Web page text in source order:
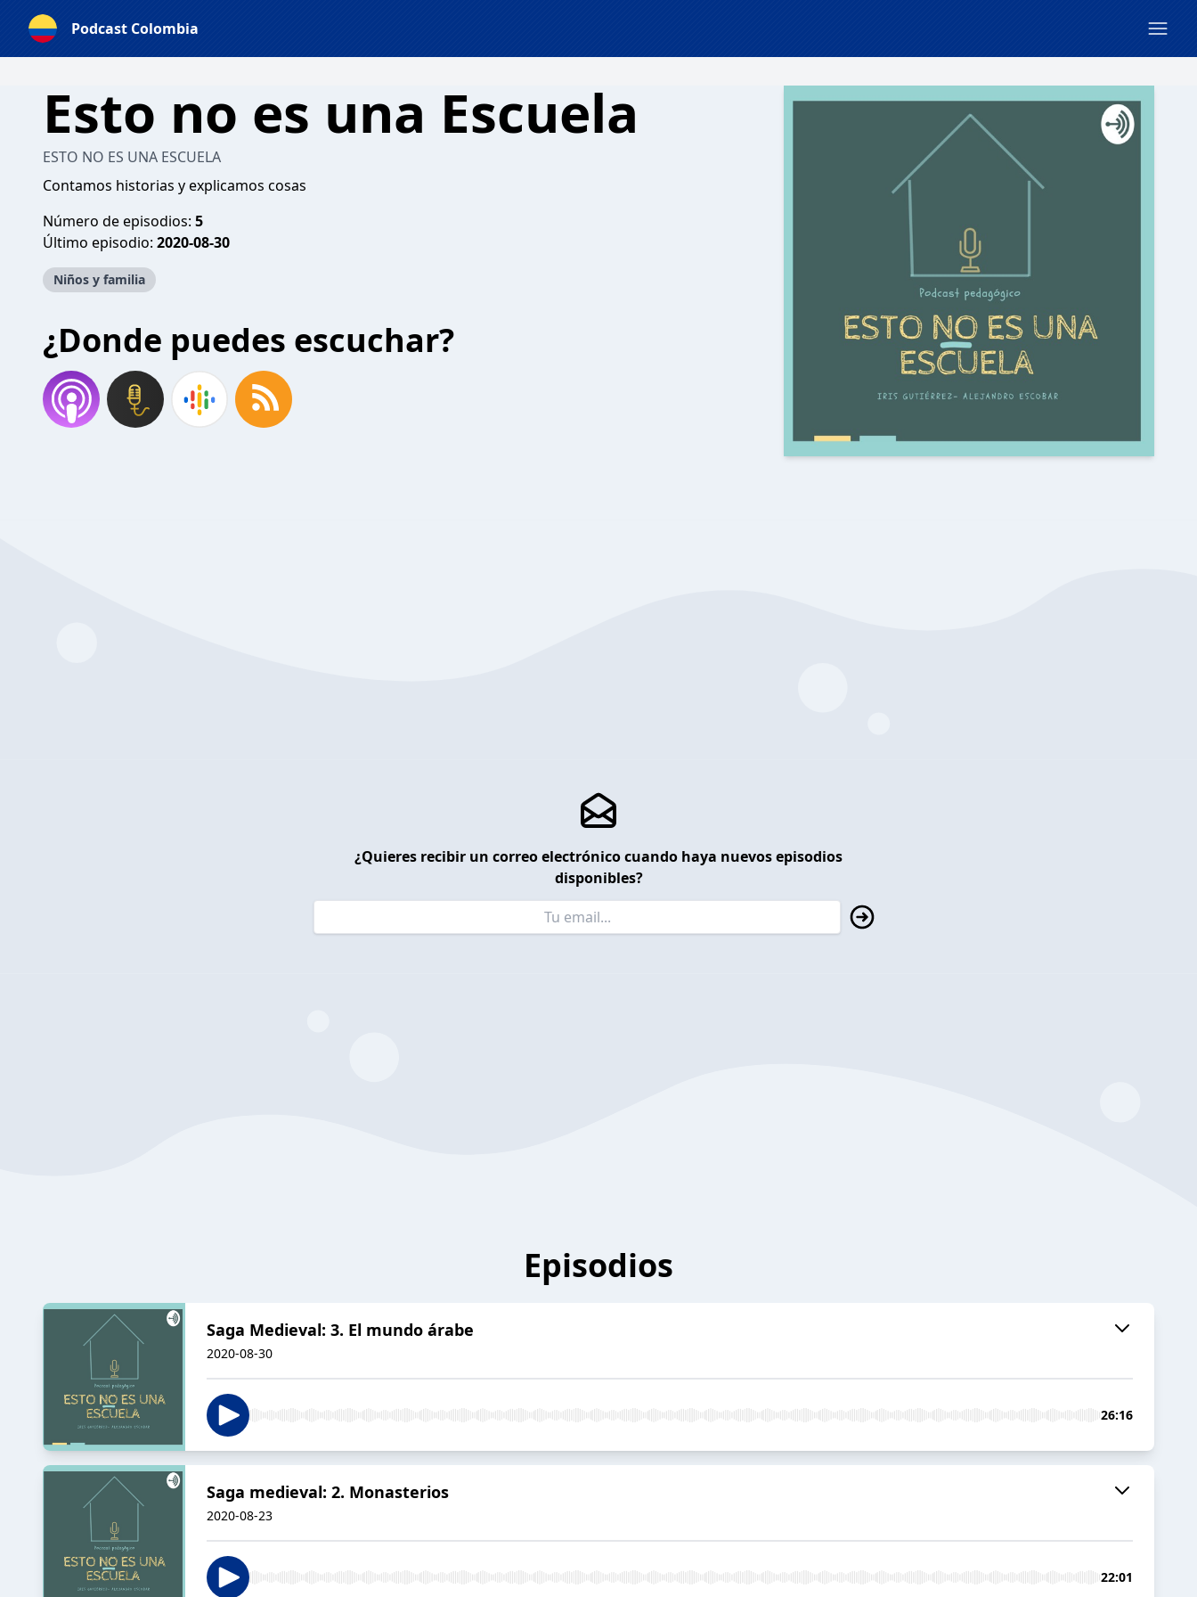
Podcast Colombia
Esto no es una Escuela
ESTO NO ES UNA ESCUELA
Contamos historias y explicamos cosas
Número de episodios: 5
Último episodio: 2020-08-30
Niños y familia
¿Donde puedes escuchar?
¿Quieres recibir un correo electrónico cuando haya nuevos episodios
disponibles?
Episodios
Saga Medieval: 3. El mundo árabe
2020-08-30
26:16
Saga medieval: 2. Monasterios
2020-08-23
22:01